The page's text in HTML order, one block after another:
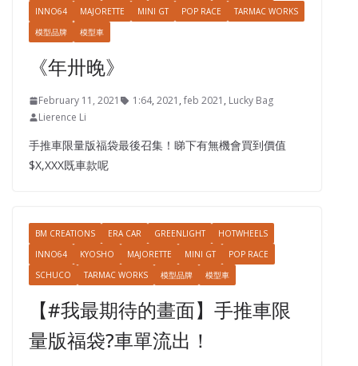
INNO64
MAJORETTE MINI GT POP RACE
TARMAC WORKS
模型品牌
模型車
《年卅晚》
February 11, 2021 1:64, 2021 , feb 2021 , Lucky Bag
Lierence Li
手推車限量版福袋最後召集！睇下有無機會買到價值
$X,XXX既車款呢
BM CREATIONS ERA CAR GREENLIGHT
HOTWHEELS
INNO64
KYOSHO MAJORETTE MINI GT
POP RACE
SCHUCO
TARMAC WORKS 模型品牌 模型車
【#我最期待的畫面】手推車限
量版福袋?車單流出！